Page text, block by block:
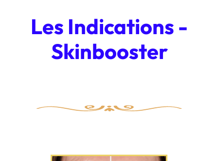
Les Indications -
Skinbooster